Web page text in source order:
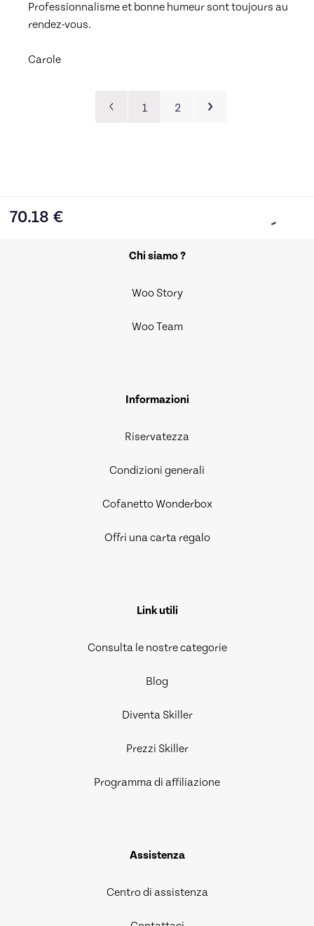
Professionnalisme et bonne humeur sont toujours au
rendez-vous.
Carole
1 2
70.18 €
Chi siamo ?
Woo Story
Woo Team
Informazioni
Riservatezza
Condizioni generali
Cofanetto Wonderbox
Offri una carta regalo
Link utili
Consulta le nostre categorie
Blog
Diventa Skiller
Prezzi Skiller
Programma di affiliazione
Assistenza
Centro di assistenza